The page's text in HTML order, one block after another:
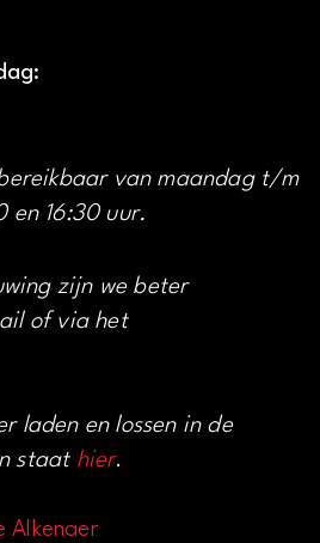
van maandag t/m
en 16:30 uur.
zijn we beter
of via het
laden en lossen in de
staat hier.
Alkenaer